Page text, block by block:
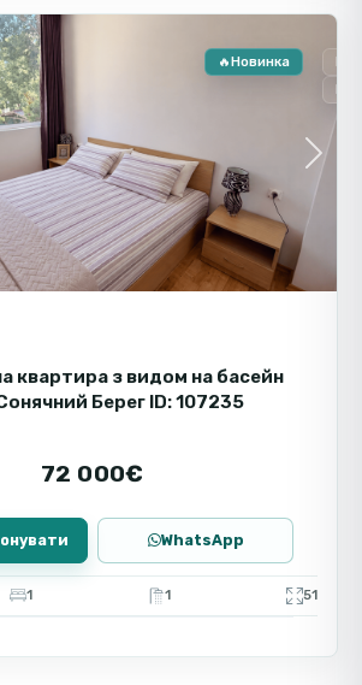
Next
🔥Новинка
квартира з видом на басейн
Берег ID: 107235
72 000€
WhatsApp
1 1 51